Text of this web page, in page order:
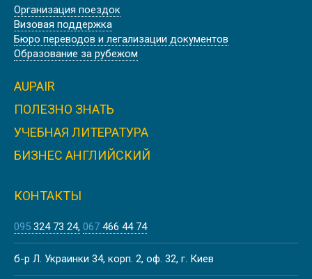
Организация поездок
Визовая поддержка
Бюро переводов и легализации документов
Образование за рубежом
AUPAIR
ПОЛЕЗНО ЗНАТЬ
УЧЕБНАЯ ЛИТЕРАТУРА
БИЗНЕС АНГЛИЙСКИЙ
КОНТАКТЫ
095 324 73 24 067 466 44 74
б-р Л. Украинки 34, корп. 2, оф. 32, г. Киев